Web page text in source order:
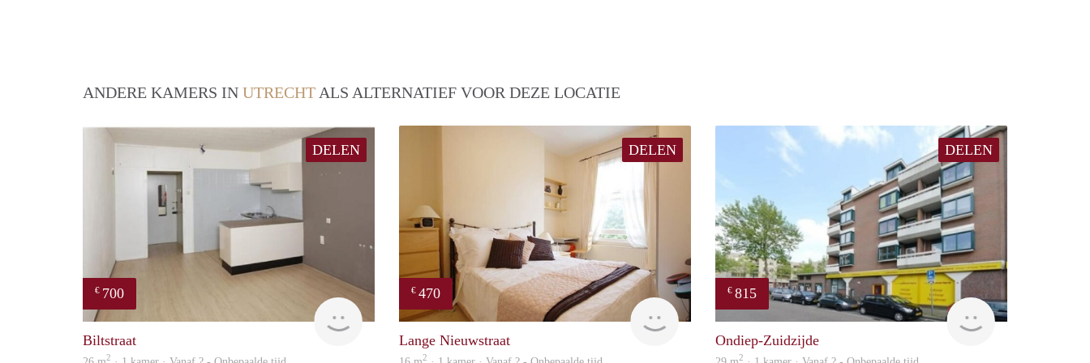
ANDERE KAMERS IN UTRECHT ALS ALTERNATIEF VOOR DEZE LOCATIE
DELEN
€ 700
Biltstraat
2
DELEN
€ 470
Woning
Lange Nieuwstraat
2
DELEN
€ 815
finder
Ondiep-Zuidzijde
2